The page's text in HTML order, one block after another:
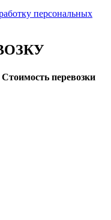
персональных
Стоимость перевозки